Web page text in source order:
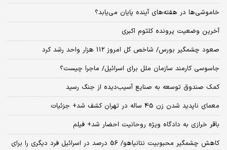
خاموشی‌ها در هفته‌های آینده پایان می‌یابد؟
آخرین وضعیت پرونده کلثوم اکبری
صعود چشمگیر بورس/ شاخص کل امروز 112 هزار واحد رشد کرد
جاسوسی کارمند سازمان ملل برای اسرائیل/ ماجرا چیست؟
کمک صندوق توسعه به صنایع آسیب‌دیده از جنگ رسید
معمای ناپدید شدن زن 45 ساله در تهران کشف شد+ جزئیات
باقر خرازی به دادگاه ویژه روحانیت احضار شد+ فیلم
کاهش چشمگیر محبوبیت نتانیاهو/ 56 درصد در اسرائیل فرد دیگری را برای